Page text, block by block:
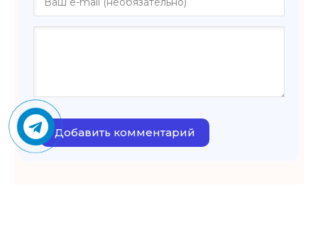
Добавить комментарий